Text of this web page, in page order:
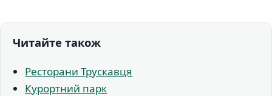
Читайте також
Ресторани Трускавця
Курортний парк